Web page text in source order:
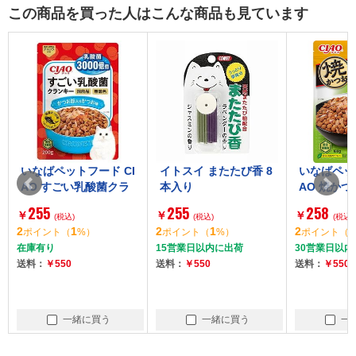
この商品を買った人はこんな商品も見ています
いなばペットフード CI
AO すごい乳酸菌クラ
かつお味 200g
￥255 (税込)
2ポイント （ 1%）
在庫有り
送料： ￥550
一緒に買う
イトスイ またたび香 8
本入り
￥255 (税込)
2ポイント （ 1%）
15営業日以内に出荷
送料： ￥550
一緒に買う
いなばペ
AO 焼かつ
節入り か
ミックス
￥258 (税込)
2ポイント （
30営業日以内
送料： ￥550
一